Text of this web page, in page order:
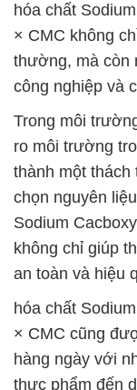
hóa chất
× CMC không
thường, mà còn
công nghiệp và
Trong môi
ro môi trường
thành một
chọn nguyên
Sodium
không chỉ giúp
an toàn và hiệu
hóa chất
× CMC cũng
hàng ngày với
thực phẩm đến